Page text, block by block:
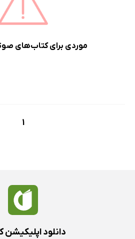
موردی برای کتاب‌های
1
دانلود اپلیکیشن